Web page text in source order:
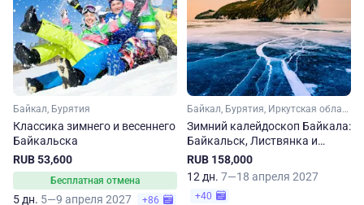
Байкал, Бурятия
Классика зимнего и весеннего
Байкальска
RUB 53,600
Бесплатная отмена
5 дн. 5—9 апреля 2027 +86
Байкал, Бурятия, Иркутская область
Зимний калейдоскоп Байкала:
Байкальск, Листвянка и
Ольхон
RUB 158,000
12 дн. 7—18 апреля 2027
+40